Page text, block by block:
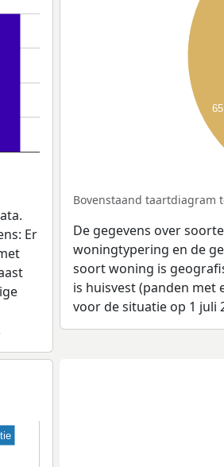
Er
Bovenstaand taartdiagram
De gegevens over
woningtypering en de
soort woning is
is huisvest (panden met
voor de situatie op 1 juli